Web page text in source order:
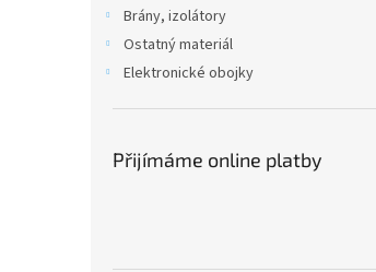
Brány, izolátory
Ostatný materiál
Elektronické obojky
Přijímáme online platby